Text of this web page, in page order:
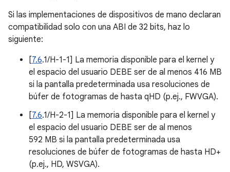
Si las implementaciones de dispositivos de mano declaran
compatibilidad solo con una ABI de 32 bits, haz lo
siguiente:
[7.6.1/H-1-1] La memoria disponible para el kernel y
el espacio del usuario DEBE ser de al menos 416 MB
si la pantalla predeterminada usa resoluciones de
búfer de fotogramas de hasta qHD (p.ej., FWVGA).
[7.6.1/H-2-1] La memoria disponible para el kernel y
el espacio del usuario DEBE ser de al menos
592 MB si la pantalla predeterminada usa
resoluciones de búfer de fotogramas de hasta HD+
(p.ej., HD, WSVGA).